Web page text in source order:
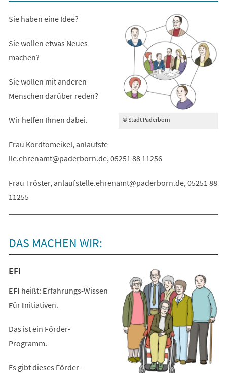
© Stadt Paderborn
Sie haben eine Idee?
Sie wollen etwas Neues
machen?
Sie wollen mit anderen
Menschen darüber reden?
Wir helfen Ihnen dabei.
Frau Kordtomeikel, anlaufste
lle.ehrenamt
paderborn de, 05251 88 11256
Frau Tröster, anlaufstelle.ehrenamt paderborn de, 05251 88
11255
DAS MACHEN WIR:
EFI
EFI heißt: Erfahrungs-Wissen
FürInitiativen.
Das ist ein Förder-
Programm.
Es gibt dieses Förder-